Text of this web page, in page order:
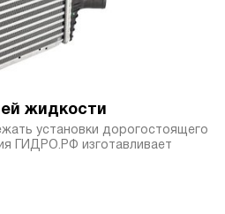
жидкости
установки дорогостоящего
ГИДРО.РФ изготавливает